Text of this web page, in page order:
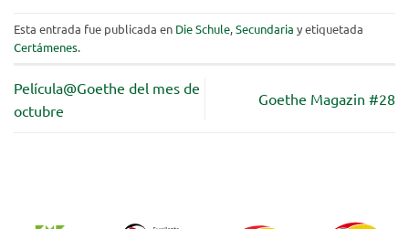
Esta entrada fue publicada en Die Schule,Secundaria y etiquetada
Certámenes.
Película@Goethe del mes de
octubre
Goethe Magazin #28